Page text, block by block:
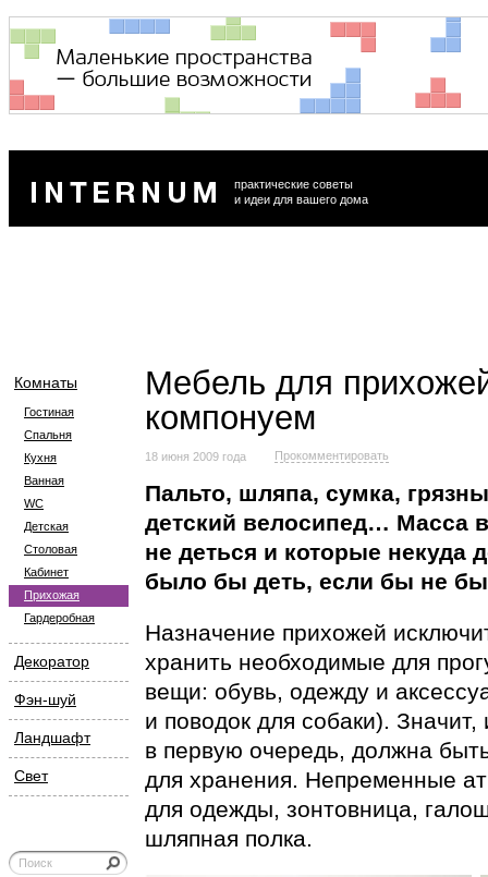
практические советы
и идеи для вашего дома
Комнаты
Гостиная
Спальня
Кухня
Ванная
WC
Детская
Столовая
Кабинет
Прихожая
Гардеробная
Декоратор
Фэн-шуй
Ландшафт
Свет
Мебель для
компонуем
18 июня 2009 года Прокомментировать
Пальто, шляпа, сумка,
детский велосипед… Масса
не деться и которые некуда
было бы деть, если бы не
Назначение прихожей
хранить необходимые для
вещи: обувь, одежду и
и поводок для собаки).
в первую очередь, должна
для хранения. Непременные
для одежды, зонтовница,
шляпная полка.